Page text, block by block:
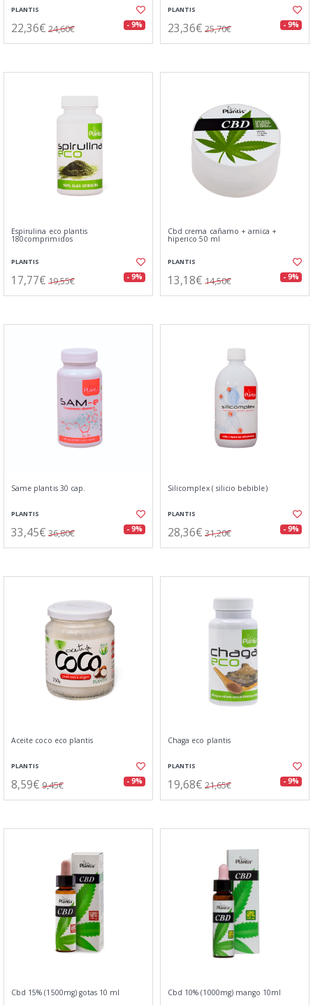
PLANTIS
22,36€ 24,60€ - 9%
PLANTIS
23,36€ 25,70€ - 9%
Espirulina eco plantis
180comprimidos
PLANTIS
17,77€ 19,55€ - 9%
Cbd crema cañamo + arnica +
hiperico 50 ml
PLANTIS
13,18€ 14,50€ - 9%
Same plantis 30 cap.
PLANTIS
33,45€ 36,80€ - 9%
Silicomplex ( silicio bebible)
PLANTIS
28,36€ 31,20€ - 9%
Aceite coco eco plantis
PLANTIS
8,59€ 9,45€ - 9%
Chaga eco plantis
PLANTIS
19,68€ 21,65€ - 9%
Cbd 15% (1500mg) gotas 10 ml Cbd 10% (1000mg) mango 10ml